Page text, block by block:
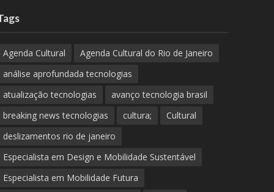
Agenda Cultural
Agenda Cultural do Rio de Janeiro
análise aprofundada tecnologias
atualização tecnologias
avanço tecnologia brasil
breaking news tecnologias
cultura;
Cultural
deslizamentos rio de janeiro
Especialista em Design e Mobilidade Sustentável
Especialista em Mobilidade Futura